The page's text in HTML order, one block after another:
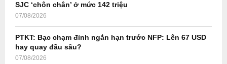
SJC ‘chôn chân’ ở mức 142 triệu
07/08/2026
PTKT: Bạc chạm đỉnh ngắn hạn trước NFP: Lên 67 USD
hay quay đầu sâu?
07/08/2026